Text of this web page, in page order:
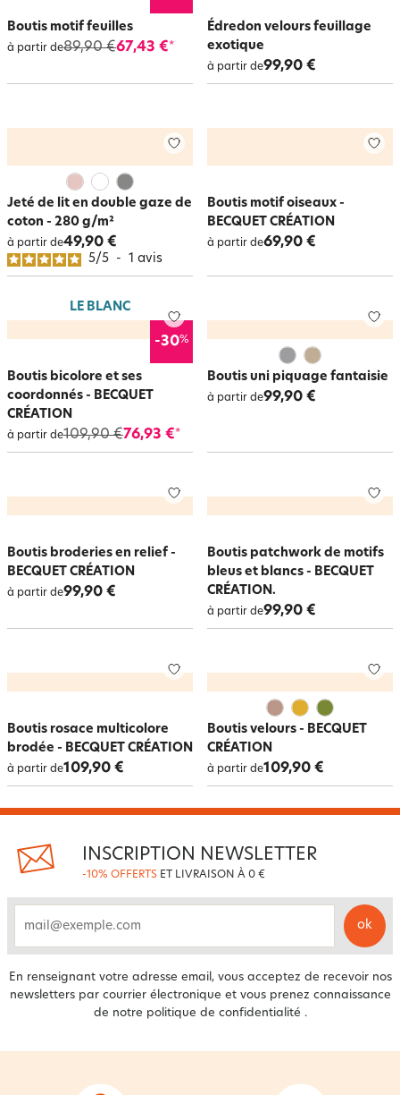
Boutis motif feuilles
à partir de89,90 €67,43 €*
Édredon velours feuillage
exotique
à partir de99,90 €
Jeté de lit en double gaze de
coton - 280 g/m²
à partir de49,90 €
5/5 - 1 avis
Boutis motif oiseaux -
BECQUET CRÉATION
à partir de69,90 €
LE BLANC
-30%
Boutis bicolore et ses
coordonnés - BECQUET
CRÉATION
à partir de109,90 €76,93 €*
Boutis uni piquage fantaisie
à partir de99,90 €
Boutis broderies en relief -
BECQUET CRÉATION
à partir de99,90 €
Boutis patchwork de motifs
bleus et blancs - BECQUET
CRÉATION.
à partir de99,90 €
Boutis rosace multicolore
brodée - BECQUET CRÉATION
à partir de109,90 €
Boutis velours - BECQUET
CRÉATION
à partir de109,90 €
INSCRIPTION NEWSLETTER
-10% OFFERTS ET LIVRAISON À 0 €
ok
En renseignant votre adresse email, vous acceptez de recevoir nos
newsletters par courrier électronique et vous prenez connaissance
de notre politique de confidentialité .